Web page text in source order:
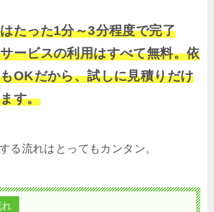
たった1分～3分程度で完了
ービスの利用はすべて無料。依
OKだから、試しに見積りだけ
す。
る流れはとってもカンタン。
れ